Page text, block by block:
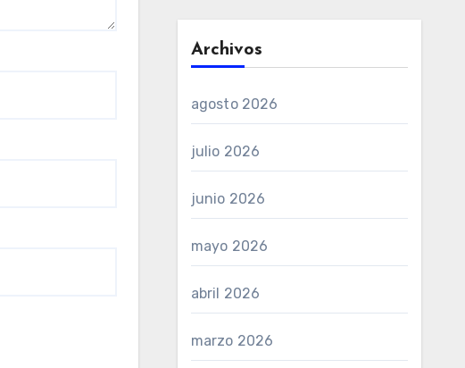
Archivos
agosto 2026
julio 2026
junio 2026
mayo 2026
abril 2026
marzo 2026